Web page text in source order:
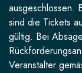
ausgeschlossen.
sind die Tickets
gültig. Bei
Veranstalter